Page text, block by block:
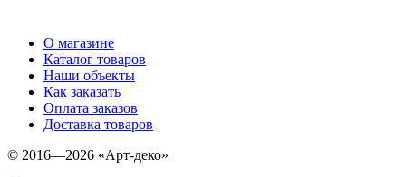
О магазине
Каталог товаров
Наши объекты
Как заказать
Оплата заказов
Доставка товаров
© 2016—2026 «Арт-деко»